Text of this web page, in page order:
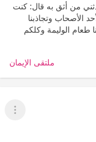
من أثق به قال: كنت
الأصحاب وتجاذبنا
طعام الوليمة وكلكم
ملتقى الإيمان
عرض